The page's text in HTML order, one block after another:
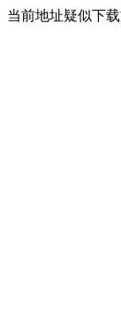
当前地址疑似下